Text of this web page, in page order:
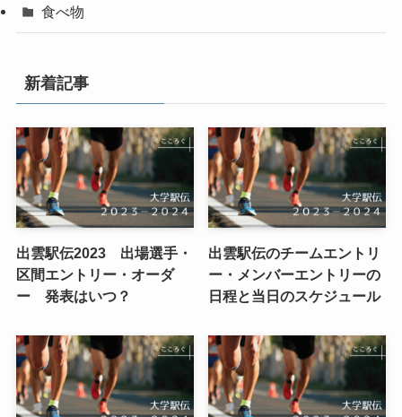
食べ物
新着記事
出雲駅伝2023 出場選手・
区間エントリー・オーダ
ー 発表はいつ？
出雲駅伝のチームエントリ
ー・メンバーエントリーの
日程と当日のスケジュール